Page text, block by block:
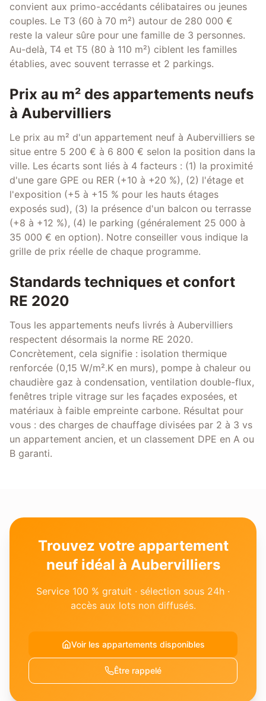
convient aux primo-accédants célibataires ou jeunes
couples. Le T3 (60 à 70 m²) autour de 280 000 €
reste la valeur sûre pour une famille de 3 personnes.
Au-delà, T4 et T5 (80 à 110 m²) ciblent les familles
établies, avec souvent terrasse et 2 parkings.
Prix au m² des appartements neufs
à Aubervilliers
Le prix au m² d'un appartement neuf à Aubervilliers se
situe entre 5 200 € à 6 800 € selon la position dans la
ville. Les écarts sont liés à 4 facteurs : (1) la proximité
d'une gare GPE ou RER (+10 à +20 %), (2) l'étage et
l'exposition (+5 à +15 % pour les hauts étages
exposés sud), (3) la présence d'un balcon ou terrasse
(+8 à +12 %), (4) le parking (généralement 25 000 à
35 000 € en option). Notre conseiller vous indique la
grille de prix réelle de chaque programme.
Standards techniques et confort
RE 2020
Tous les appartements neufs livrés à Aubervilliers
respectent désormais la norme RE 2020.
Concrètement, cela signifie : isolation thermique
renforcée (0,15 W/m².K en murs), pompe à chaleur ou
chaudière gaz à condensation, ventilation double-flux,
fenêtres triple vitrage sur les façades exposées, et
matériaux à faible empreinte carbone. Résultat pour
vous : des charges de chauffage divisées par 2 à 3 vs
un appartement ancien, et un classement DPE en A ou
B garanti.
Trouvez votre appartement
neuf idéal à Aubervilliers
Service 100 % gratuit · sélection sous 24h ·
accès aux lots non diffusés.
Voir les appartements disponibles
Être rappelé